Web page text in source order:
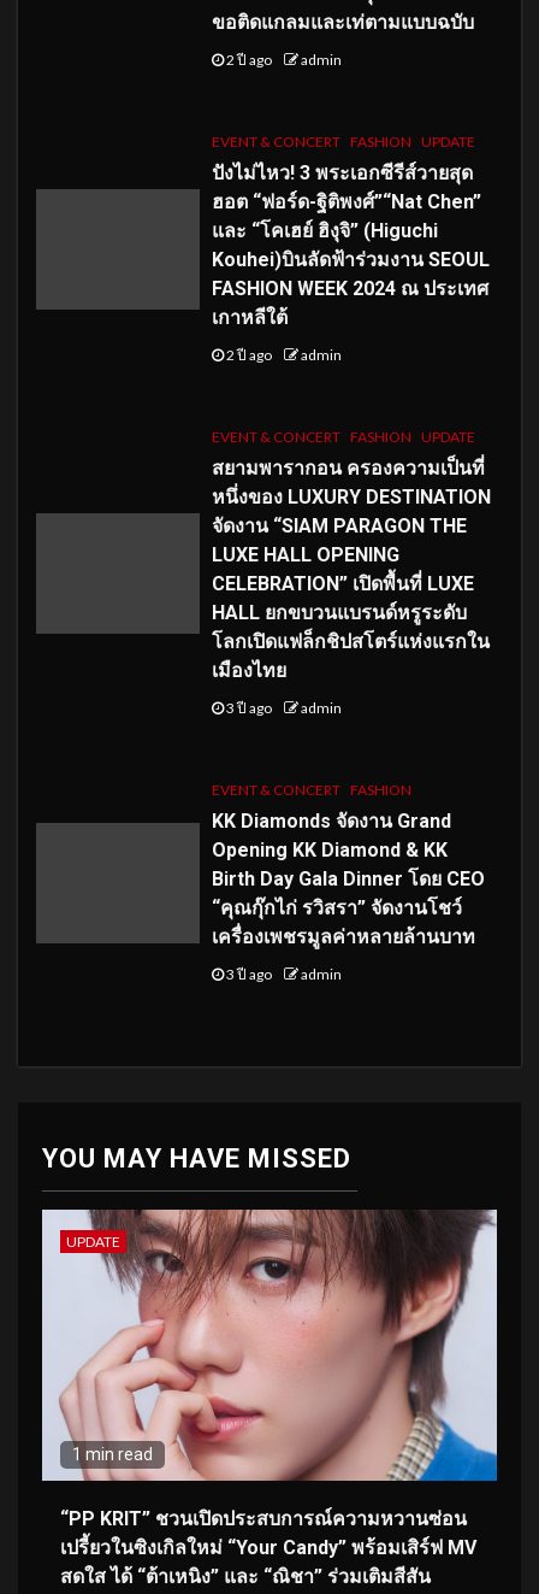
ขอติดแกลมและเท่ตามแบบฉบับ
2 ปี ago admin
EVENT & CONCERT FASHION UPDATE
ปังไม่ไหว! 3 พระเอกซีรีส์วายสุด
ฮอต “ฟอร์ด-ฐิติพงศ์”“Nat Chen”
และ “โคเฮย์ ฮิงุจิ” (Higuchi
Kouhei)บินลัดฟ้าร่วมงาน SEOUL
FASHION WEEK 2024 ณ ประเทศ
เกาหลีใต้
2 ปี ago admin
EVENT & CONCERT FASHION UPDATE
สยามพารากอน ครองความเป็นที่
หนึ่งของ LUXURY DESTINATION
จัดงาน “SIAM PARAGON THE
LUXE HALL OPENING
CELEBRATION” เปิดพื้นที่ LUXE
HALL ยกขบวนแบรนด์หรูระดับ
โลกเปิดแฟล็กชิปสโตร์แห่งแรกใน
เมืองไทย
3 ปี ago admin
EVENT & CONCERT FASHION
KK Diamonds จัดงาน Grand
Opening KK Diamond & KK
Birth Day Gala Dinner โดย CEO
“คุณกุ๊กไก่ รวิสรา” จัดงานโชว์
เครื่องเพชรมูลค่าหลายล้านบาท
3 ปี ago admin
YOU MAY HAVE MISSED
UPDATE
1 min read
“PP KRIT” ชวนเปิดประสบการณ์ความหวานซ่อน
เปรี้ยวในซิงเกิลใหม่ “Your Candy” พร้อมเสิร์ฟ MV
สดใส ได้ “ต้าเหนิง” และ “ณิชา” ร่วมเติมสีสัน